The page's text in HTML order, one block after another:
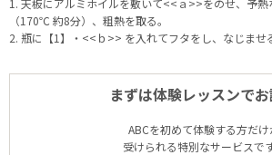
（170℃ 約8分）、粗熱を取る。
2. 瓶に【1】・<<ｂ>> を入れてフタをし、なじませ
まずは体験レッスンで
ABCを初めて体験する方だけ
受けられる特別なサービスです